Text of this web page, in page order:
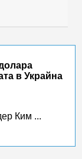
в Украйна
Ким ...